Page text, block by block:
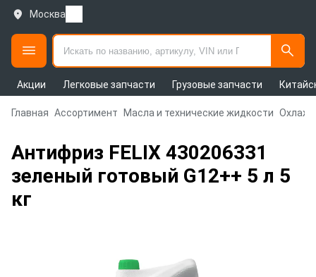
Москва
Акции Легковые запчасти Грузовые запчасти
Главная Ассортимент Масла и технические жидкости
Антифриз FELIX 430206331
зеленый готовый G12++ 5 л 5
кг